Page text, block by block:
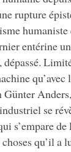
rupture
entérine
qu’avec
se
s’empare
qu’il a